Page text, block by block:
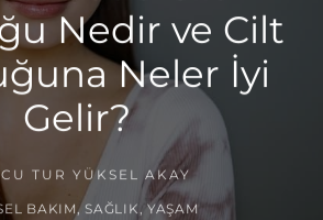
Nedir ve Cilt
Neler İyi
Gelir?
TUR YÜKSEL AKAY
BAKIM, SAĞLIK ,YAŞAM